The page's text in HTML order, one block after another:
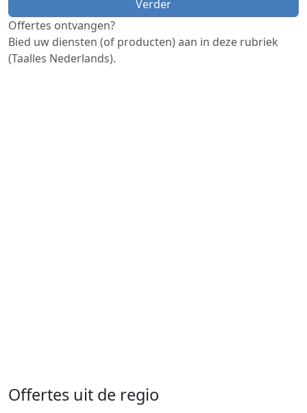
Offertes ontvangen?
Bied uw diensten (of producten) aan in deze rubriek
(Taalles Nederlands).
Offertes uit de regio